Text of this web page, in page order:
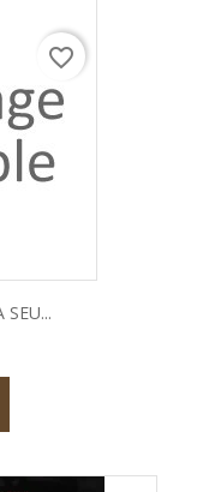
SEU...
favorite_border